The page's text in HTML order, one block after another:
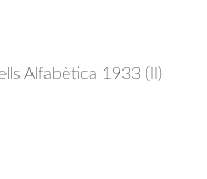
Alfabètica 1933 (II)